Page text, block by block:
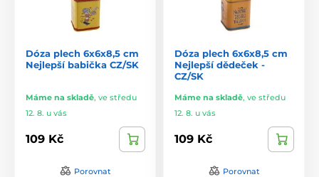
Dóza plech 6x6x8,5 cm
Nejlepší babička CZ/SK
Máme na skladě, ve středu
12. 8. u vás
109 Kč
Porovnat
Dóza plech 6x6x8,5 cm
Nejlepší dědeček -
CZ/SK
Máme na skladě, ve středu
12. 8. u vás
109 Kč
Porovnat